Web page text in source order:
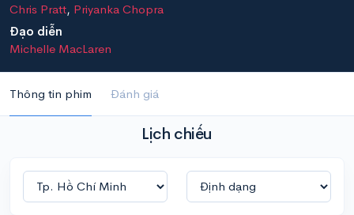
Chris Pratt, Priyanka Chopra
Đạo diễn
Michelle MacLaren
Thông tin phim Đánh giá
Lịch chiếu